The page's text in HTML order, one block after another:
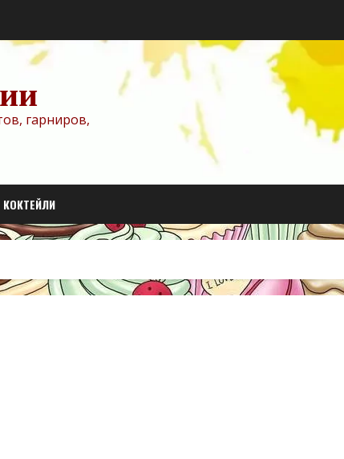
гарниров,
КОКТЕЙЛИ